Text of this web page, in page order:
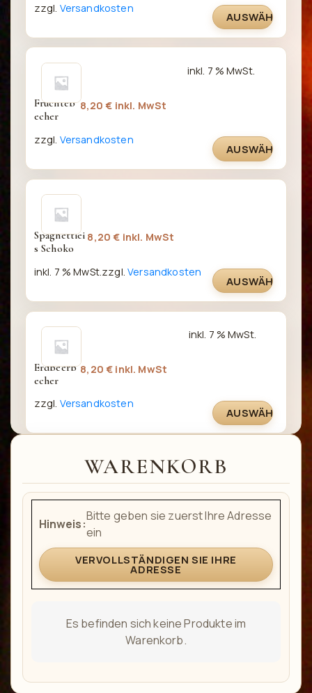
zzgl. Versandkosten
AUSWÄHLEN
Früchteb
echer
8,20€ inkl. MwSt
inkl. 7 % MwSt.
zzgl. Versandkosten
AUSWÄHLEN
Spaghettiei
s Schoko
8,20€ inkl. MwSt
inkl. 7 % MwSt. zzgl.Versandkosten
AUSWÄHLEN
Erdbeerb
echer
8,20€ inkl. MwSt
inkl. 7 % MwSt.
zzgl. Versandkosten
AUSWÄHLEN
WARENKORB
Hinweis:
Bitte geben sie zuerst Ihre Adresse
ein
VERVOLLSTÄNDIGEN SIE IHRE
ADRESSE
Es befinden sich keine Produkte im
Warenkorb.